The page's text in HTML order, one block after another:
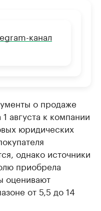
канал
о продаже
августа к компании
юридических
однако источники
приобрела
оценивают
от 5,5 до 14